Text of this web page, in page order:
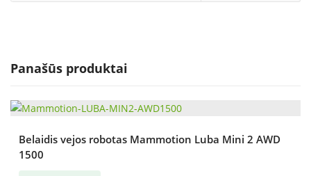
Panašūs produktai
Belaidis vejos robotas Mammotion Luba Mini 2 AWD
1500